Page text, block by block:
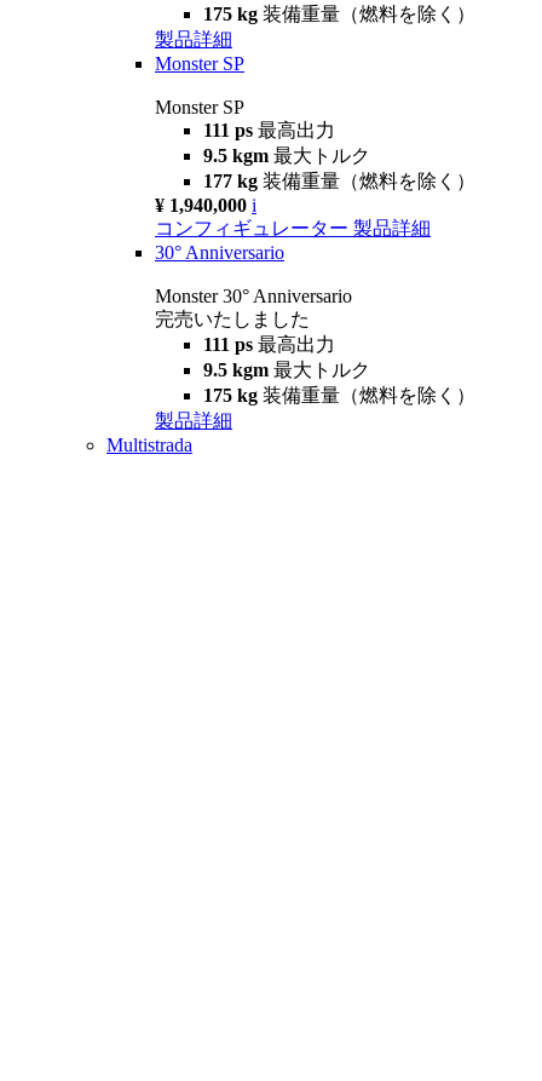
175 kg 装備重量（燃料を除く）
製品詳細
Monster SP
Monster SP
111 ps 最高出力
9.5 kgm 最大トルク
177 kg 装備重量（燃料を除く）
¥ 1,940,000 i
コンフィギュレーター 製品詳細
30° Anniversario
Monster 30° Anniversario
完売いたしました
111 ps 最高出力
9.5 kgm 最大トルク
175 kg 装備重量（燃料を除く）
製品詳細
Multistrada